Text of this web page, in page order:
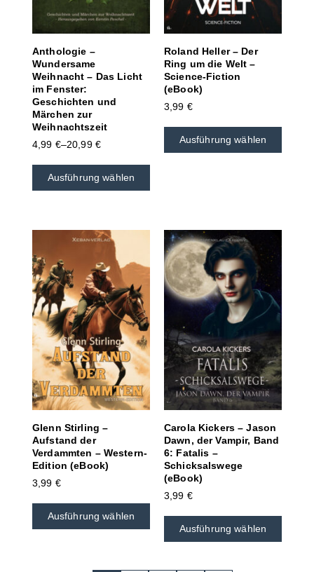
Anthologie –
Wundersame
Weihnacht – Das Licht
im Fenster:
Geschichten und
Märchen zur
Weihnachtszeit
4,99 €–20,99 €
Ausführung wählen
Roland Heller – Der
Ring um die Welt –
Science-Fiction
(eBook)
3,99 €
Ausführung wählen
Glenn Stirling –
Aufstand der
Verdammten – Western-
Edition (eBook)
3,99 €
Ausführung wählen
Carola Kickers – Jason
Dawn, der Vampir, Band
6: Fatalis –
Schicksalswege
(eBook)
3,99 €
Ausführung wählen